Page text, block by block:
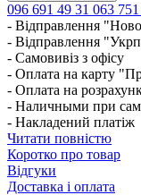
096 691 49 31 063 751
- Відправлення
- Відправлення
- Самовивіз з офісу
- Оплата на карту
- Оплата на
- Наличными при
- Накладений платіж
Читати повністю
Коротко про товар
Відгуки
Доставка і оплата